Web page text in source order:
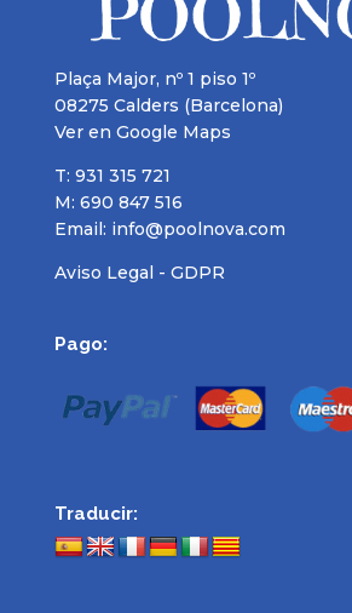
Plaça Major, nº 1 piso 1º
08275 Calders (Barcelona)
Ver en Google Maps
T: 931 315 721
M: 690 847 516
Email: info@poolnova.com
Aviso Legal - GDPR
Pago:
Traducir: